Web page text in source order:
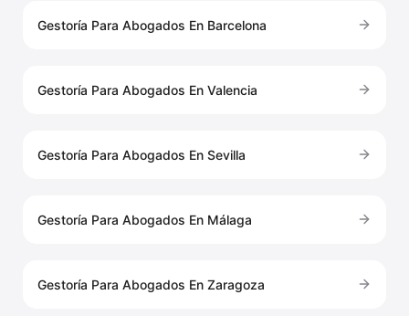
Gestoría Para Abogados En Barcelona
Gestoría Para Abogados En Valencia
Gestoría Para Abogados En Sevilla
Gestoría Para Abogados En Málaga
Gestoría Para Abogados En Zaragoza